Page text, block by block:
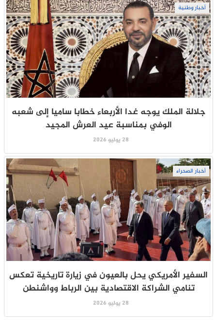
أخبار وطنية
جلالة الملك يوجه غدا الأربعاء خطابا ساميا إلى شعبه
الوفي بمناسبة عيد العرش المجيد
28 يوليو 2026
أخبار الصحراء
السفير الأمريكي يحل بالعيون في زيارة تاريخية تعكس
تنامي الشراكة الاقتصادية بين الرباط وواشنطن
28 يوليو 2026